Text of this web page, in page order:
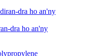
dra ho an'ny